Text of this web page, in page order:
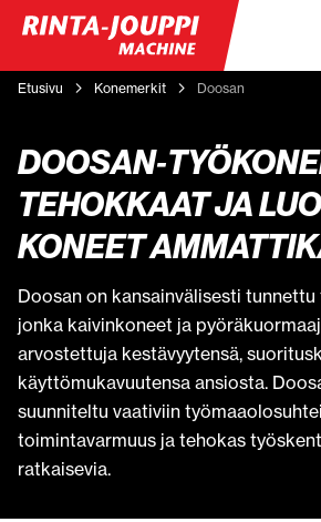
Etusivu Konemerkit Doosan
TEHOKKAAT JA
KONEET
Doosan on kansainvälisesti
jonka kaivinkoneet ja
arvostettuja kestävyytensä,
käyttömukavuutensa ansiosta.
suunniteltu vaativiin
toimintavarmuus ja tehokas
ratkaisevia.